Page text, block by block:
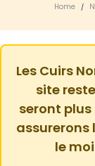
Home /
Les Cuirs
site
seront plus
assurerons
le